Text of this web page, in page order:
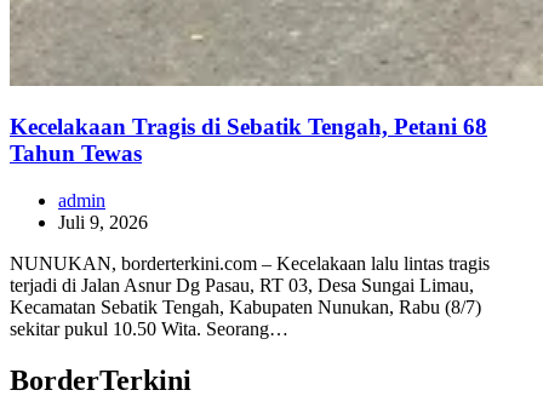
Kecelakaan Tragis di Sebatik Tengah, Petani 68
Tahun Tewas
admin
Juli 9, 2026
NUNUKAN, borderterkini.com – Kecelakaan lalu lintas tragis
terjadi di Jalan Asnur Dg Pasau, RT 03, Desa Sungai Limau,
Kecamatan Sebatik Tengah, Kabupaten Nunukan, Rabu (8/7)
sekitar pukul 10.50 Wita. Seorang…
BorderTerkini